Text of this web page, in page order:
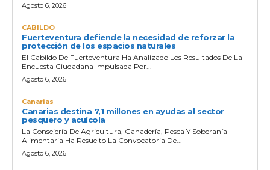
Agosto 6, 2026
CABILDO
Fuerteventura defiende la necesidad de reforzar la
protección de los espacios naturales
El Cabildo De Fuerteventura Ha Analizado Los Resultados De La
Encuesta Ciudadana Impulsada Por...
Agosto 6, 2026
Canarias
Canarias destina 7,1 millones en ayudas al sector
pesquero y acuícola
La Consejería De Agricultura, Ganadería, Pesca Y Soberanía
Alimentaria Ha Resuelto La Convocatoria De...
Agosto 6, 2026